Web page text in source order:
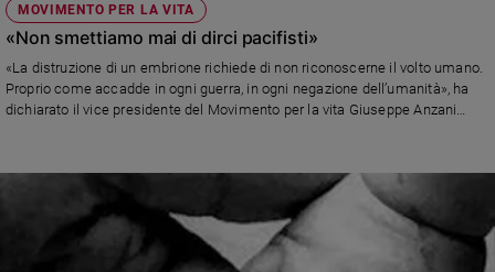
MOVIMENTO PER LA VITA
«Non smettiamo mai di dirci pacifisti»
«La distruzione di un embrione richiede di non riconoscerne il volto umano.
Proprio come accadde in ogni guerra, in ogni negazione dell’umanità», ha
dichiarato il vice presidente del Movimento per la vita Giuseppe Anzani
giustizia. Ma la pace nasce dall’accoglienza di questa meraviglia che è la